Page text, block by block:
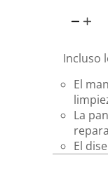
Incluso
El
La
El